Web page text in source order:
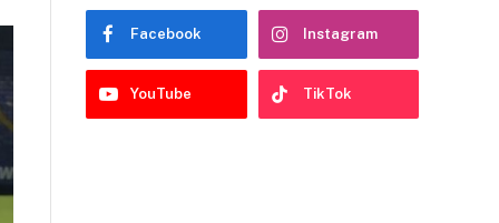
Facebook Instagram
YouTube TikTok